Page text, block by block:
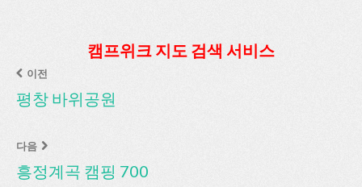
캠프위크 지도 검색 서비스
이전
평창 바위공원
다음
흥정계곡 캠핑 700